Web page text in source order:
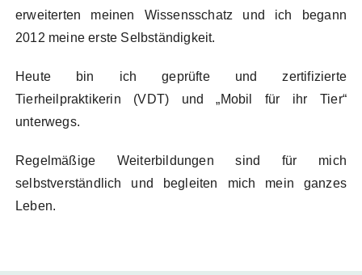
erweiterten meinen Wissensschatz und ich begann
2012 meine erste Selbständigkeit.
Heute bin ich geprüfte und zertifizierte
Tierheilpraktikerin (VDT) und „Mobil für ihr Tier“
unterwegs.
Regelmäßige Weiterbildungen sind für mich
selbstverständlich und begleiten mich mein ganzes
Leben.